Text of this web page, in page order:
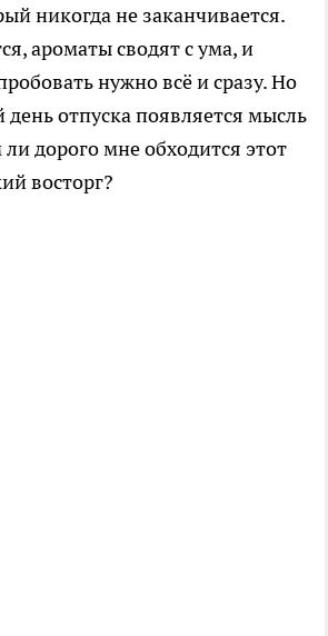
никогда не заканчивается.
ароматы сводят с ума, и
нужно всё и сразу. Но
день отпуска появляется мысль
дорого мне обходится этот
восторг?